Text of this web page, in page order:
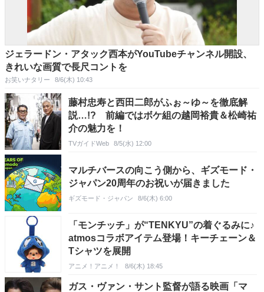
ジェラードン・アタック西本がYouTubeチャンネル開設、
きれいな画質で長尺コントを
お笑いナタリー 8/6(木) 10:43
藤村忠寿と西田二郎がふぉ～ゆ～を徹底解
説…!? 前編ではボケ組の越岡裕貴＆松崎祐
介の魅力を！
TVガイドWeb 8/5(水) 12:00
マルチバースの向こう側から、ギズモード・
ジャパン20周年のお祝いが届きました
ギズモード・ジャパン 8/6(木) 6:00
「モンチッチ」が“TENKYU”の着ぐるみに♪
atmosコラボアイテム登場！キーチェーン＆
Tシャツを展開
アニメ！アニメ！ 8/6(木) 18:45
ガス・ヴァン・サント監督が語る映画「マ